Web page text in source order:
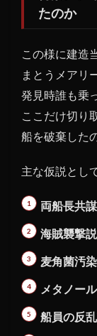
たのか
この様に建造
まとうメアリ
発見時誰も乗
ここだけ切り
船を破棄した
主な仮説とし
両船長共
海賊襲撃説
麦角菌汚
メタノー
船員の反